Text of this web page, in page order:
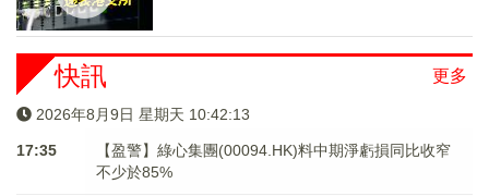
更多
快訊
2026年8月9日 星期天 10:42:14
17:35
【盈警】綠心集團(00094.HK)料中期淨虧損同比收窄
不少於85%